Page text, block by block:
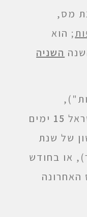
מס,
; הוא
השניה
15 ימים
של שנת
או בחודש